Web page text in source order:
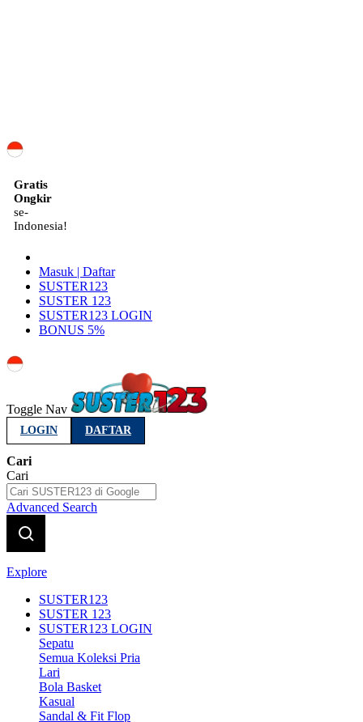
Gratis
Ongkir
se-
Indonesia!
Masuk | Daftar
SUSTER123
SUSTER 123
SUSTER123 LOGIN
BONUS 5%
Toggle Nav
LOGIN DAFTAR
Cari
Cari
Advanced Search
Explore
SUSTER123
SUSTER 123
SUSTER123 LOGIN
Sepatu
Semua Koleksi Pria
Lari
Bola Basket
Kasual
Sandal & Fit Flop